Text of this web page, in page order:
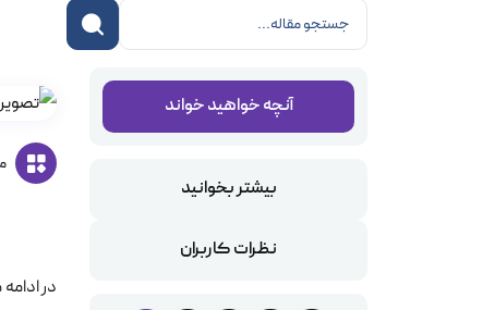
آنچه خواهید خواند
بیشتر بخوانید
نظرات کاربران
در